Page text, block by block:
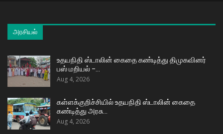
அரசியல்
உதயநிதி ஸ்டாலின் கைதை கண்டித்து திமுகவினர்
பஸ் மறியல் –…
Aug 4, 2026
கள்ளக்குறிச்சியில் உதயநிதி ஸ்டாலின் கைதை
கண்டித்து அரசு…
Aug 4, 2026